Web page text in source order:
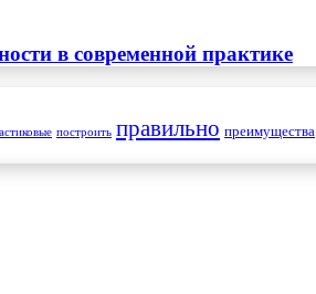
в современной практике
построить правильно преимущества